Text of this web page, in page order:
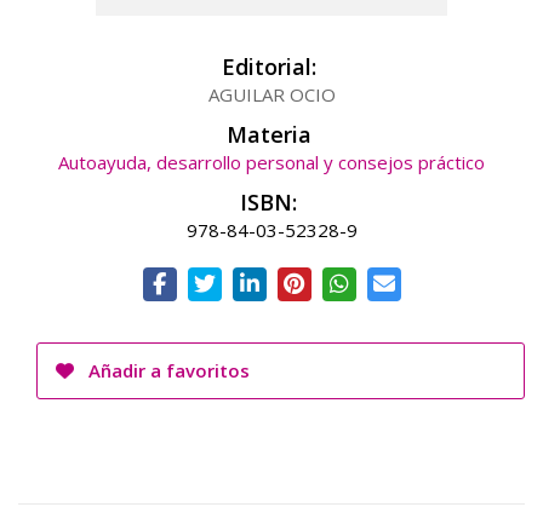
Editorial:
AGUILAR OCIO
Materia
Autoayuda, desarrollo personal y consejos práctico
ISBN:
978-84-03-52328-9
Añadir a favoritos